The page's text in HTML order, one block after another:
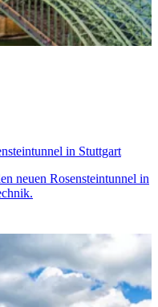
in Stuttgart
neuen Rosensteintunnel in